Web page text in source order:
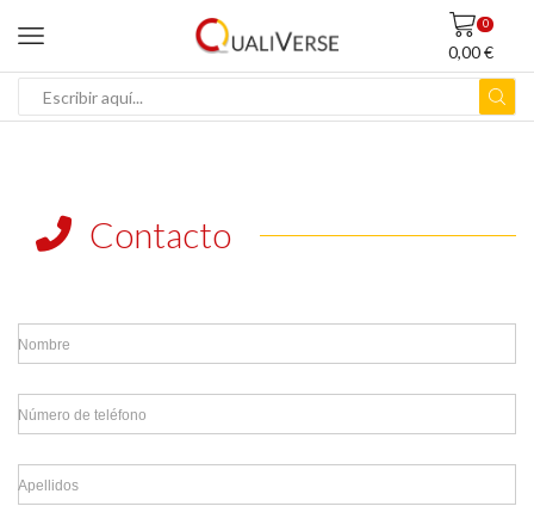
0
0,00€
Contacto
Nombre
Número de teléfono
Apellidos